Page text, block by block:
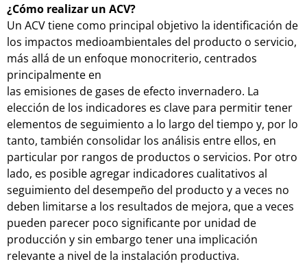
¿Cómo realizar un ACV?
Un ACV tiene como principal objetivo la identificación de
los impactos medioambientales del producto o servicio,
más allá de un enfoque monocriterio, centrados
principalmente en
las emisiones de gases de efecto invernadero. La
elección de los indicadores es clave para permitir tener
elementos de seguimiento a lo largo del tiempo y, por lo
tanto, también consolidar los análisis entre ellos, en
particular por rangos de productos o servicios. Por otro
lado, es posible agregar indicadores cualitativos al
seguimiento del desempeño del producto y a veces no
deben limitarse a los resultados de mejora, que a veces
pueden parecer poco significante por unidad de
producción y sin embargo tener una implicación
relevante a nivel de la instalación productiva.